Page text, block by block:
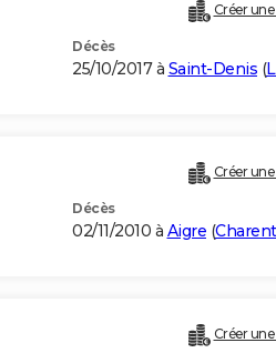
Créer
Décès
25/10/2017 à Saint-Denis (
Créer
Décès
02/11/2010 à Aigre (
Créer